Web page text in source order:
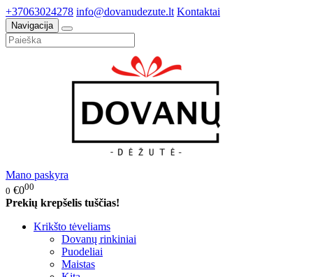
+37063024278 info@dovanudezute.lt Kontaktai
Navigacija
Mano paskyra
0 €000
Prekių krepšelis tuščias!
Krikšto tėveliams
Dovanų rinkiniai
Puodeliai
Maistas